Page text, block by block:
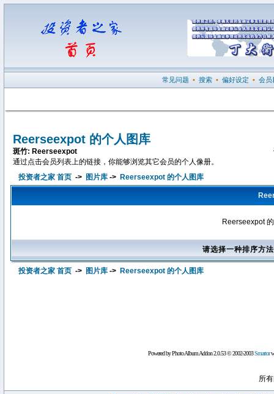
常见问题 • 搜索 • 偏好设定 • 会员
Reerseexpot 的个人图库
斑竹: Reerseexpot
通过点击会员列表上的链接，你能够浏览其它会员的个人像册。
投资者之家 首页 -> 图片库 -> Reerseexpot 的个人图库
Reerseexpot
请选择一种排序方
投资者之家 首页 -> 图片库 -> Reerseexpot 的个人图库
Powered by Photo Album Addon 2.0.53 © 2002-2003Smartor
所